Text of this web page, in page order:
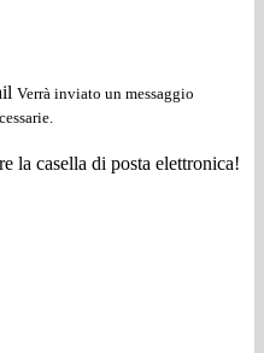
Verrà inviato un messaggio
la casella di posta elettronica!